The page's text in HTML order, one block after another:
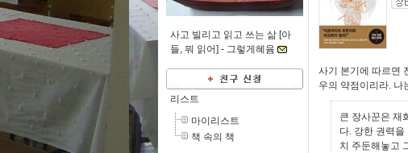
사고 빌리고 읽고 쓰는 삶 [아
들, 뭐 읽어] - 그렇게혜윰
리스트
마이리스트
책 속의 책
사기 본기에 따르면
우의 약점이리라. 나
큰 장사꾼은 재
다. 강한 권력
치 주둔해놓고